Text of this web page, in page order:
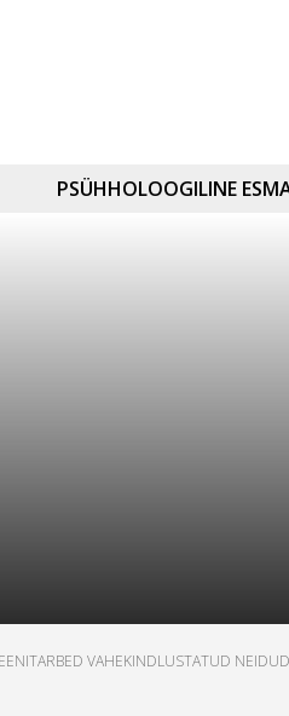
PSÜHHOLOOGILINE
VAHEKINDLUSTATUD